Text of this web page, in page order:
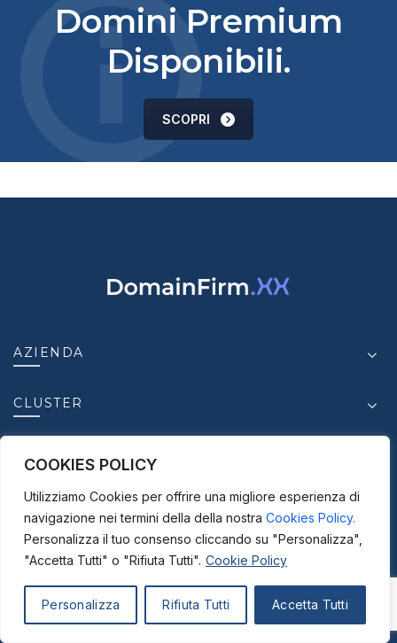
COOKIES POLICY
Utilizziamo Cookies per offrire una migliore esperienza di
navigazione nei termini della della nostra Cookies Policy.
Personalizza il tuo consenso cliccando su "Personalizza",
"Accetta Tutti" o "Rifiuta Tutti". Cookie Policy
Personalizza Rifiuta Tutti Accetta Tutti
Domini Premium
Disponibili.
SCOPRI
AZIENDA
CLUSTER
CONTATTI
© 2025-2026ICC S.r.l. - P. IVA.03950630875 |
Disclaimer |Privacy Policy |Cookie Policy | Credits